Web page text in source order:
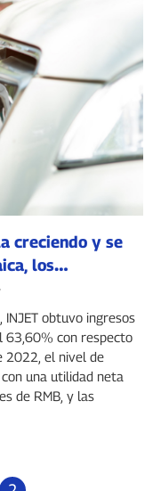
creciendo y se
los
y el
de energía en
obtuvo ingresos
63,60% con respecto
2022, el nivel de
una utilidad neta
de RMB, y las